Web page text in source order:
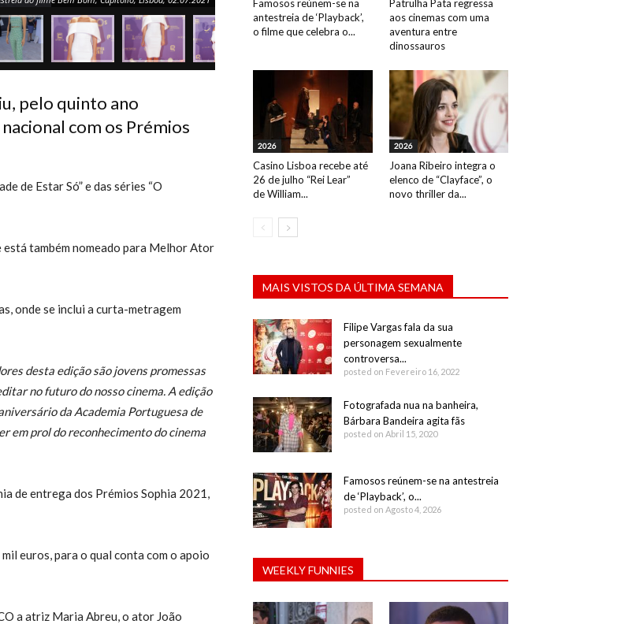
pelo quinto ano
com os Prémios
de Estar Só” e das séries “O
está também nomeado para Melhor Ator
onde se inclui a curta-metragem
desta edição são jovens promessas
no futuro do nosso cinema. A edição
da Academia Portuguesa de
em prol do reconhecimento do cinema
de entrega dos Prémios Sophia 2021,
euros, para o qual conta com o apoio
a atriz Maria Abreu, o ator João
Famosos reúnem-se na
antestreia de ‘Playback’,
o filme que celebra o...
Patrulha Pata regressa
aos cinemas com uma
aventura entre
dinossauros
2026
Casino Lisboa recebe até
26 de julho “Rei Lear”
de William...
2026
Joana Ribeiro integra o
elenco de “Clayface”, o
novo thriller da...
MAIS VISTOS DA ÚLTIMA SEMANA
Filipe Vargas fala da sua
personagem sexualmente
controversa...
posted on Fevereiro 16, 2022
Fotografada nua na banheira,
Bárbara Bandeira agita fãs
posted on Abril 15, 2020
Famosos reúnem-se na antestreia
de ‘Playback’, o...
posted on Agosto 4, 2026
WEEKLY FUNNIES